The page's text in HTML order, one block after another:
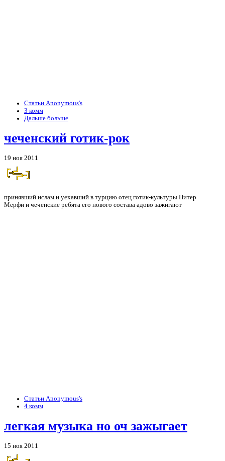
Статьи Anonymous's
3 комм
Дальше больше
чеченский готик-рок
19 ноя 2011
принявший ислам и уехавший в турцию отец готик-культуры Питер
Мерфи и чеченские ребята его нового состава адово зажигают
Статьи Anonymous's
4 комм
легкая музыка но оч зажыгает
15 ноя 2011